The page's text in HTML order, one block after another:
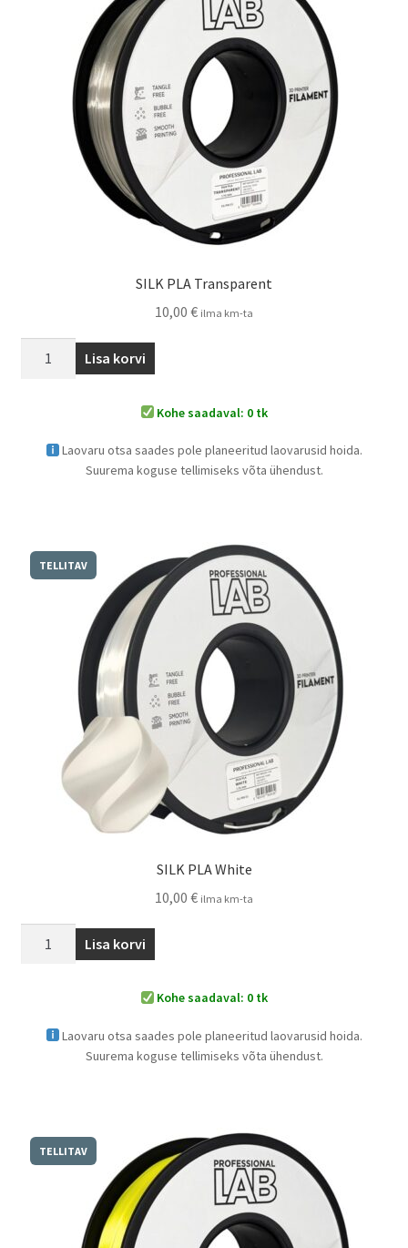
SILK PLA Transparent
10,00 € ilma km-ta
Lisa korvi
Kohe saadaval: 0 tk
Laovaru otsa saades pole planeeritud laovarusid hoida.
Suurema koguse tellimiseks võta ühendust.
TELLITAV
SILK PLA White
10,00 € ilma km-ta
Lisa korvi
Kohe saadaval: 0 tk
Laovaru otsa saades pole planeeritud laovarusid hoida.
Suurema koguse tellimiseks võta ühendust.
TELLITAV